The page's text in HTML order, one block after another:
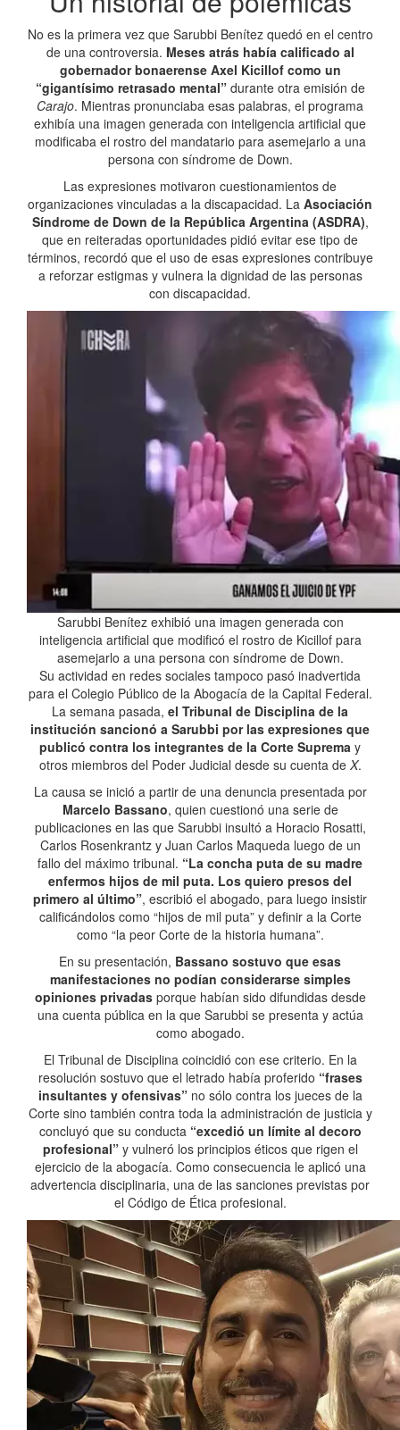
No es la primera vez que Sarubbi Benítez quedó en el centro
de una controversia. Meses atrás había calificado al
gobernador bonaerense Axel Kicillof como un
“gigantísimo retrasado mental” durante otra emisión de
Carajo. Mientras pronunciaba esas palabras, el programa
exhibía una imagen generada con inteligencia artificial que
modificaba el rostro del mandatario para asemejarlo a una
persona con síndrome de Down.
Las expresiones motivaron cuestionamientos de
organizaciones vinculadas a la discapacidad. La Asociación
Síndrome de Down de la República Argentina (ASDRA),
que en reiteradas oportunidades pidió evitar ese tipo de
términos, recordó que el uso de esas expresiones contribuye
a reforzar estigmas y vulnera la dignidad de las personas
con discapacidad.
Sarubbi Benítez exhibió una imagen generada con
inteligencia artificial que modificó el rostro de Kicillof para
asemejarlo a una persona con síndrome de Down.
Su actividad en redes sociales tampoco pasó inadvertida
para el Colegio Público de la Abogacía de la Capital Federal.
La semana pasada, el Tribunal de Disciplina de la
institución sancionó a Sarubbi por las expresiones que
publicó contra los integrantes de la Corte Suprema y
otros miembros del Poder Judicial desde su cuenta de X.
La causa se inició a partir de una denuncia presentada por
Marcelo Bassano, quien cuestionó una serie de
publicaciones en las que Sarubbi insultó a Horacio Rosatti,
Carlos Rosenkrantz y Juan Carlos Maqueda luego de un
fallo del máximo tribunal. “La concha puta de su madre
enfermos hijos de mil puta. Los quiero presos del
primero al último”, escribió el abogado, para luego insistir
calificándolos como “hijos de mil puta” y definir a la Corte
como “la peor Corte de la historia humana”.
En su presentación, Bassano sostuvo que esas
manifestaciones no podían considerarse simples
opiniones privadas porque habían sido difundidas desde
una cuenta pública en la que Sarubbi se presenta y actúa
como abogado.
El Tribunal de Disciplina coincidió con ese criterio. En la
resolución sostuvo que el letrado había proferido “frases
insultantes y ofensivas” no sólo contra los jueces de la
Corte sino también contra toda la administración de justicia y
concluyó que su conducta“excedió un límite al decoro
profesional”y vulneró los principios éticos que rigen el
ejercicio de la abogacía. Como consecuencia le aplicó una
advertencia disciplinaria, una de las sanciones previstas por
el Código de Ética profesional.